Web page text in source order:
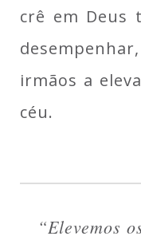
crê em Deus
irmãos a
céu.
“Elevemos